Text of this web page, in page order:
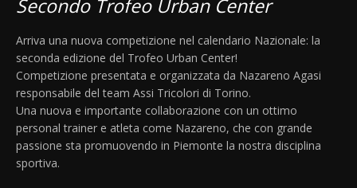
Secondo Trofeo Urban Center
Arriva una nuova competizione nel calendario Nazionale: la
seconda edizione del Trofeo Urban Center!
Competizione presentata e organizzata da Nazareno Agasi
responsabile del team Assi Tricolori di Torino.
Una nuova e importante collaborazione con un ottimo
personal trainer e atleta come Nazareno, che con grande
passione sta promuovendo in Piemonte la nostra disciplina
sportiva.